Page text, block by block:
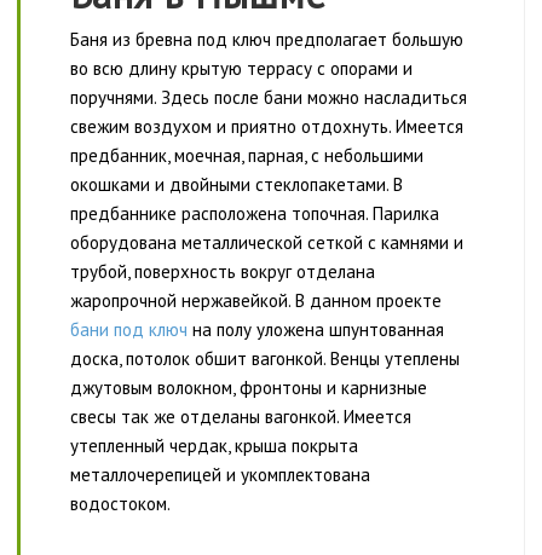
Баня из бревна под ключ предполагает большую
во всю длину крытую террасу с опорами и
поручнями. Здесь после бани можно насладиться
свежим воздухом и приятно отдохнуть. Имеется
предбанник, моечная, парная, с небольшими
окошками и двойными стеклопакетами. В
предбаннике расположена топочная. Парилка
оборудована металлической сеткой с камнями и
трубой, поверхность вокруг отделана
жаропрочной нержавейкой. В данном проекте
бани под ключ на полу уложена шпунтованная
доска, потолок обшит вагонкой. Венцы утеплены
джутовым волокном, фронтоны и карнизные
свесы так же отделаны вагонкой. Имеется
утепленный чердак, крыша покрыта
металлочерепицей и укомплектована
водостоком.